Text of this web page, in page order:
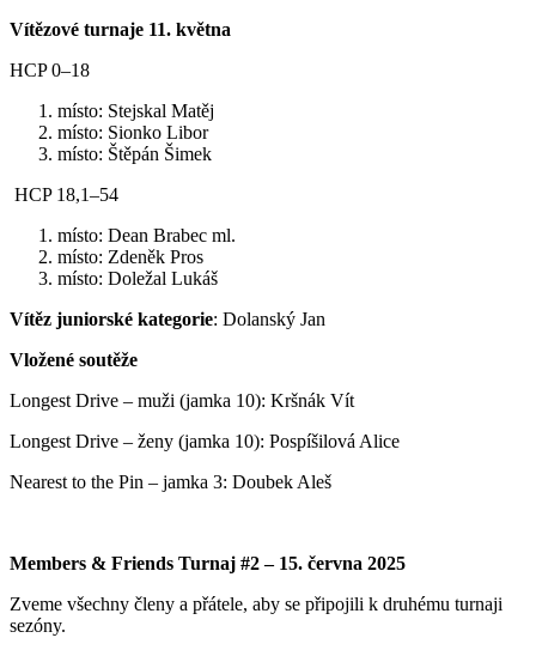
Vítězové turnaje 11. května
HCP 0–18
místo: Stejskal Matěj
místo: Sionko Libor
místo: Štěpán Šimek
HCP 18,1–54
místo: Dean Brabec ml.
místo: Zdeněk Pros
místo: Doležal Lukáš
Vítěz juniorské kategorie: Dolanský Jan
Vložené soutěže
Longest Drive – muži (jamka 10): Kršnák Vít
Longest Drive – ženy (jamka 10): Pospíšilová Alice
Nearest to the Pin – jamka 3: Doubek Aleš
Members & Friends Turnaj #2 – 15. června 2025
Zveme všechny členy a přátele, aby se připojili k druhému turnaji
sezóny.